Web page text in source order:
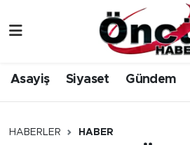
Asayiş Siyaset Gündem
HABERLER HABER
Gündem
Düzce Nöbetçi Eczaneler
Düzce Hava Durumu